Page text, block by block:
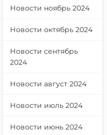
Новости ноябрь 2024
Новости октябрь 2024
Новости сентябрь
2024
Новости август 2024
Новости июль 2024
Новости июнь 2024